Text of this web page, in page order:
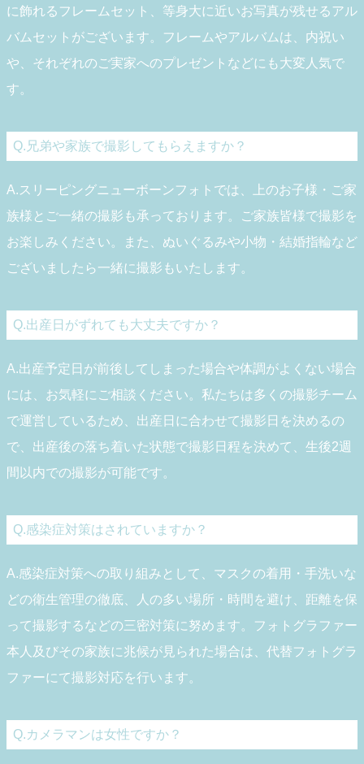
に飾れるフレームセット、等身大に近いお写真が残せるアル
バムセットがございます。フレームやアルバムは、内祝い
や、それぞれのご実家へのプレゼントなどにも大変人気で
す。
Q.兄弟や家族で撮影してもらえますか？
A.スリーピングニューボーンフォトでは、上のお子様・ご家
族様とご一緒の撮影も承っております。ご家族皆様で撮影を
お楽しみください。また、ぬいぐるみや小物・結婚指輪など
ございましたら一緒に撮影もいたします。
Q.出産日がずれても大丈夫ですか？
A.出産予定日が前後してしまった場合や体調がよくない場合
には、お気軽にご相談ください。私たちは多くの撮影チーム
で運営しているため、出産日に合わせて撮影日を決めるの
で、出産後の落ち着いた状態で撮影日程を決めて、生後2週
間以内での撮影が可能です。
Q.感染症対策はされていますか？
A.感染症対策への取り組みとして、マスクの着用・手洗いな
どの衛生管理の徹底、人の多い場所・時間を避け、距離を保
って撮影するなどの三密対策に努めます。フォトグラファー
本人及びその家族に兆候が見られた場合は、代替フォトグラ
ファーにて撮影対応を行います。
Q.カメラマンは女性ですか？